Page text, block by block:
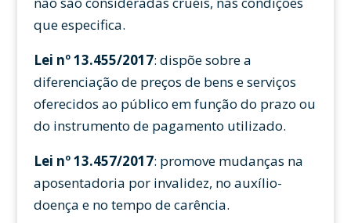
que especifica.
Lei nº 13.455/2017: dispõe sobre a
diferenciação de preços de bens e serviços
oferecidos ao público em função do prazo ou
do instrumento de pagamento utilizado.
Lei nº 13.457/2017: promove mudanças na
aposentadoria por invalidez, no auxílio-
doença e no tempo de carência.